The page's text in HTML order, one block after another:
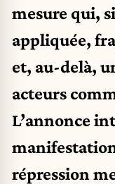
mesure qui,
appliquée,
et, au-delà,
acteurs
L’annonce
répression